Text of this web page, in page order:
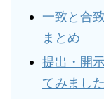
一致と合
まとめ
提出・開
てみました